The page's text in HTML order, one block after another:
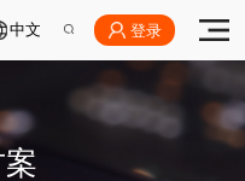
中文 登录